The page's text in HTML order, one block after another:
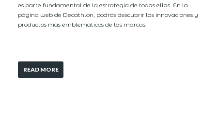
es parte fundamental de la estrategia de todas ellas. En la
página web de Decathlon, podrás descubrir las innovaciones y
productos más emblemáticos de las marcas.
READ MORE